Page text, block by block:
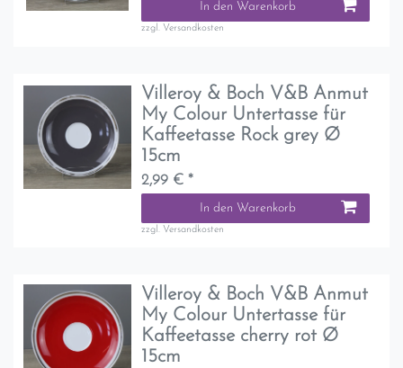
In den Warenkorb
zzgl. Versandkosten
Villeroy & Boch V&B Anmut
My Colour Untertasse für
Kaffeetasse Rock grey Ø
15cm
2,99 € *
In den Warenkorb
zzgl. Versandkosten
Villeroy & Boch V&B Anmut
My Colour Untertasse für
Kaffeetasse cherry rot Ø
15cm